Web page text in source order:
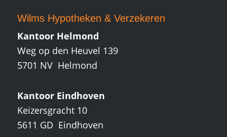
Wilms Hypotheken &Verzekeren
Kantoor Helmond
Weg op den Heuvel 139
5701 NV Helmond
Kantoor Eindhoven
Keizersgracht 10
5611 GD Eindhoven